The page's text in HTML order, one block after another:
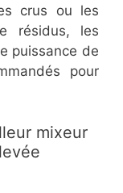
crus ou les
résidus, les
puissance de
pour
mixeur